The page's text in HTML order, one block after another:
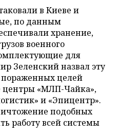
в Киеве и
по данным
хранение,
военного
для
Зеленский назвал эту
пораженных целей
центры «МЛП-Чайка»,
и «Эпицентр».
подобных
работу всей системы